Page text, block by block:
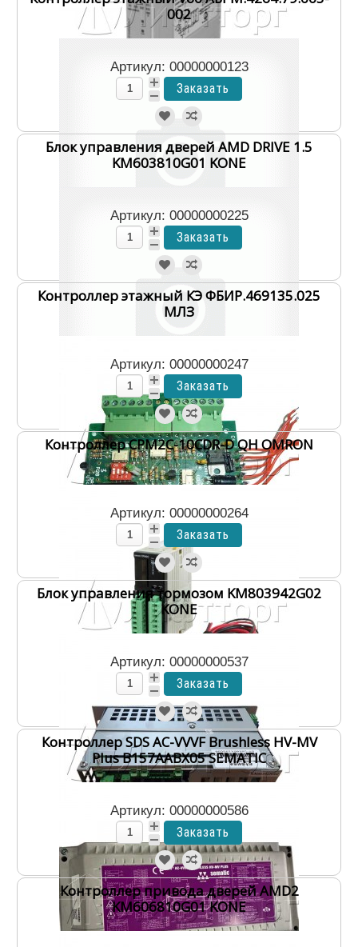
002
Артикул: 00000000123
Блок управления дверей AMD DRIVE 1.5
KM603810G01 KONE
Артикул: 00000000225
Контроллер этажный КЭ ФБИР.469135.025
МЛЗ
Артикул: 00000000247
Контроллер CPM2C-10CDR-D QH OMRON
Артикул: 00000000264
Блок управления тормозом KM803942G02
KONE
Артикул: 00000000537
Контроллер SDS AC-VVVF Brushless HV-MV
Plus B157AABX05 SEMATIC
Артикул: 00000000586
Контроллер привода дверей AMD2
KM606810G01 KONE